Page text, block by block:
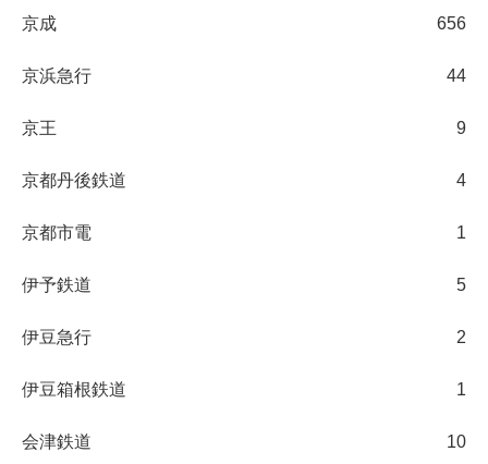
京成 656
京浜急行 44
京王 9
京都丹後鉄道 4
京都市電 1
伊予鉄道 5
伊豆急行 2
伊豆箱根鉄道 1
会津鉄道 10